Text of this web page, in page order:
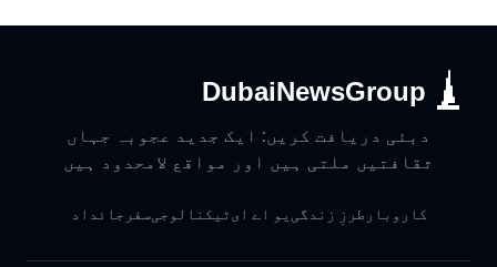
DubaiNewsGroup
دبئی دریافت کریں: ایک جدید عجوبہ جہاں
ثقافتیں ملتی ہیں اور مواقع لامحدود ہیں
کاروبار طرزِ زندگی یو اے ایٹیکنالوجیسفر جائداد